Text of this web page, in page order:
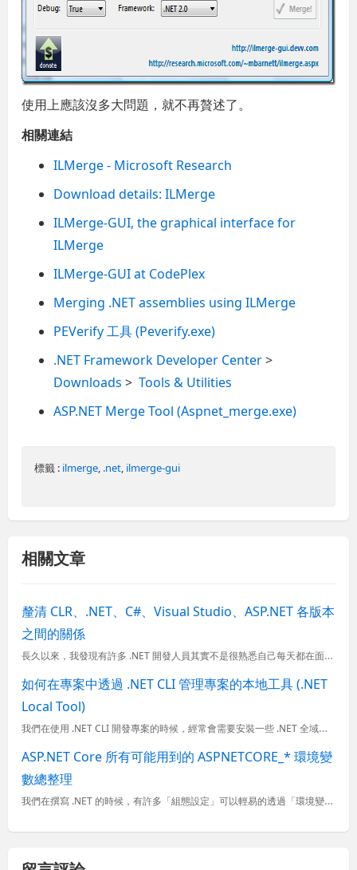
使用上應該沒多大問題，就不再贅述了。
相關連結
ILMerge - Microsoft Research
Download details: ILMerge
ILMerge-GUI, the graphical interface for
ILMerge
ILMerge-GUI at CodePlex
Merging .NET assemblies using ILMerge
PEVerify 工具 (Peverify.exe)
.NET Framework Developer Center>
Downloads >Tools & Utilities
ASP.NET Merge Tool (Aspnet_merge.exe)
標籤 : ilmerge .net ilmerge-gui
相關文章
釐清 CLR、.NET、C#、Visual Studio、ASP.NET 各版本
之間的關係
長久以來，我發現有許多 .NET 開發人員其實不是很熟悉自己每天都在面對的 .NET Framework, C#, Visual Studio 與 ASP.NET 版本之間的關係，以至於經常在找資料時...
如何在專案中透過 .NET CLI 管理專案的本地工具 (.NET
Local Tool)
我們在使用 .NET CLI 開發專案的時候，經常會需要安裝一些 .NET 全域工具 (.NET Global Tool)，但是安裝全域工具有個小缺點，那就是這些工具會需要被註冊到 PATH 環境變數
ASP.NET Core 所有可能用到的 ASPNETCORE_* 環境變
數總整理
我們在撰寫 .NET 的時候，有許多「組態設定」可以輕易的透過「環境變數」來進行調整或變更，這裡同時也包含了 ASP.NET Core 內建的許多 ASPNETCORE_ 開頭的內建環境變數名稱，可以